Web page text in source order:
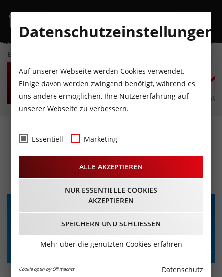
EVENTKALENDER
FR
7
AUGUST
SA
8
AUGUST
SO
9
AUGUST
MO
10
AUGUST
DI
11
AUGUST
Nina Hartmann: Good
Weibrations
28.05.2026 - Beginn 19:30 Uhr
Datenschutzeinstellungen
Auf unserer Webseite werden Cookies verwendet.
Einige davon werden zwingend benötigt, während es
uns andere ermöglichen, Ihre Nutzererfahrung auf
unserer Webseite zu verbessern.
Essentiell Marketing
ALLE AKZEPTIEREN
NUR ESSENTIELLE COOKIES
AKZEPTIEREN
SPEICHERN UND SCHLIESSEN
Mehr über die genutzten Cookies erfahren
Cookie optin by Olli machts Datenschutz